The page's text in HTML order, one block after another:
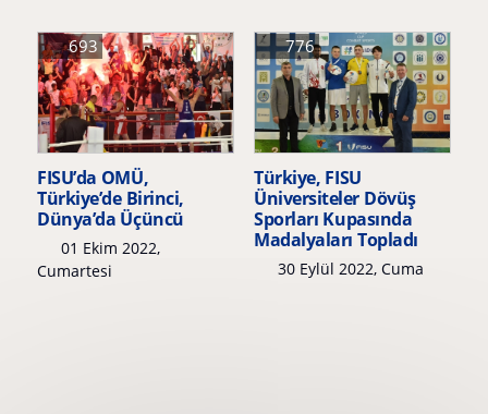
FISU’da OMÜ,
Türkiye’de Birinci,
Dünya’da Üçüncü
01 Ekim 2022,
Cumartesi
693
Türkiye, FISU
Üniversiteler Dövüş
Sporları Kupasında
Madalyaları Topladı
30 Eylül 2022, Cuma
776